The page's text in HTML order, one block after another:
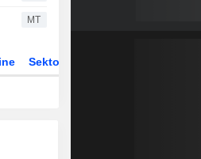
MT
Sektor